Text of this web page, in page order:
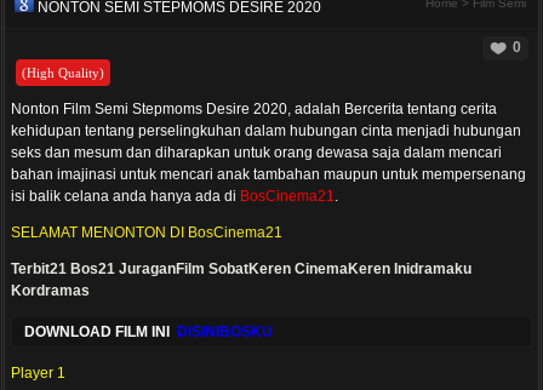
NONTON SEMI STEPMOMS DESIRE 2020 Home > Film Semi
0
(High Quality)
Nonton Film Semi Stepmoms Desire 2020, adalah Bercerita tentang cerita
kehidupan tentang perselingkuhan dalam hubungan cinta menjadi hubungan
seks dan mesum dan diharapkan untuk orang dewasa saja dalam mencari
bahan imajinasi untuk mencari anak tambahan maupun untuk mempersenang
isi balik celana anda hanya ada di BosCinema21.
SELAMAT MENONTON DI BosCinema21
Terbit21 Bos21 JuraganFilm SobatKeren CinemaKeren Inidramaku
Kordramas
DOWNLOAD FILM INI DISINIBOSKU
Player 1